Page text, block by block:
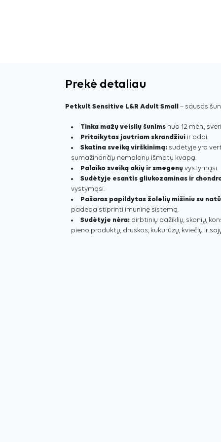
Prekė detaliau
Petkult Sensitive L&R Adult Small – sausas
Tinka mažų veislių šunims nuo 12 mėn.,
Pritaikytas jautriam skrandžiui ir odai.
Skatina sveiką virškinimą: sudėtyje yra
sumažinančių nemalonų išmatų kvapą.
Palaiko sveiką akių ir smegenų vystymąsi.
Sudėtyje esantis gliukozaminas ir
vystymąsi.
Pašaras papildytas žolelių mišiniu su
padeda stiprinti imuninę sistemą.
Sudėtyje nėra: dirbtinių dažiklių, skonių,
pieno produktų, druskos, kukurūzų, kviečių ir